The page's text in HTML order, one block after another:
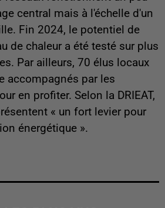
central mais à l'échelle d'un
Fin 2024, le potentiel de
de chaleur a été testé sur plus
Par ailleurs, 70 élus locaux
accompagnés par les
en profiter. Selon la DRIEAT,
« un fort levier pour
énergétique ».